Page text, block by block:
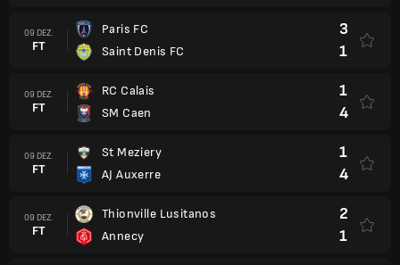
09 DEZ.
FT
Paris FC
Saint Denis FC
3
1
09 DEZ.
FT
RC Calais
SM Caen
1
4
09 DEZ.
FT
St Meziery
AJ Auxerre
1
4
09 DEZ.
FT
Thionville Lusitanos
Annecy
2
1